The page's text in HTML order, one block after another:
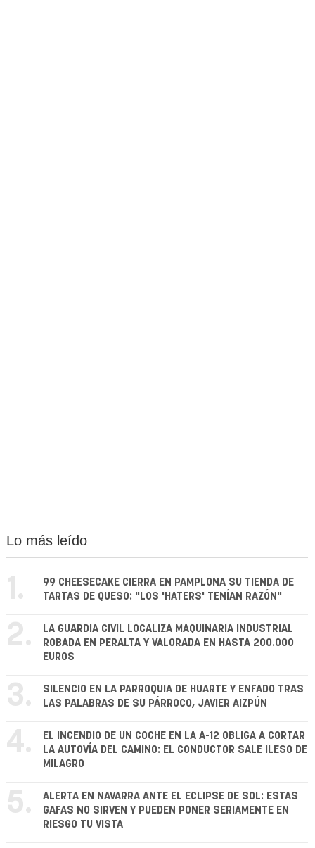
Lo más leído
1.
99 CHEESECAKE CIERRA EN PAMPLONA SU TIENDA DE
TARTAS DE QUESO: "LOS 'HATERS' TENÍAN RAZÓN"
2.
LA GUARDIA CIVIL LOCALIZA MAQUINARIA INDUSTRIAL
ROBADA EN PERALTA Y VALORADA EN HASTA 200.000
EUROS
3.
SILENCIO EN LA PARROQUIA DE HUARTE Y ENFADO TRAS
LAS PALABRAS DE SU PÁRROCO, JAVIER AIZPÚN
4.
EL INCENDIO DE UN COCHE EN LA A-12 OBLIGA A CORTAR
LA AUTOVÍA DEL CAMINO: EL CONDUCTOR SALE ILESO DE
MILAGRO
5.
ALERTA EN NAVARRA ANTE EL ECLIPSE DE SOL: ESTAS
GAFAS NO SIRVEN Y PUEDEN PONER SERIAMENTE EN
RIESGO TU VISTA